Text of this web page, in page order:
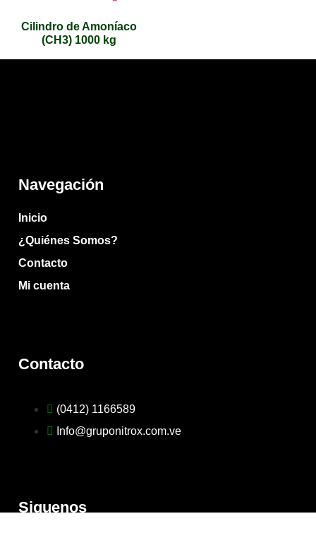
Cilindro de Amoníaco
(CH3) 1000 kg
Navegación
Inicio
¿Quiénes Somos?
Contacto
Mi cuenta
Contacto
(0412) 1166589
Info@gruponitrox.com.ve
Siguenos